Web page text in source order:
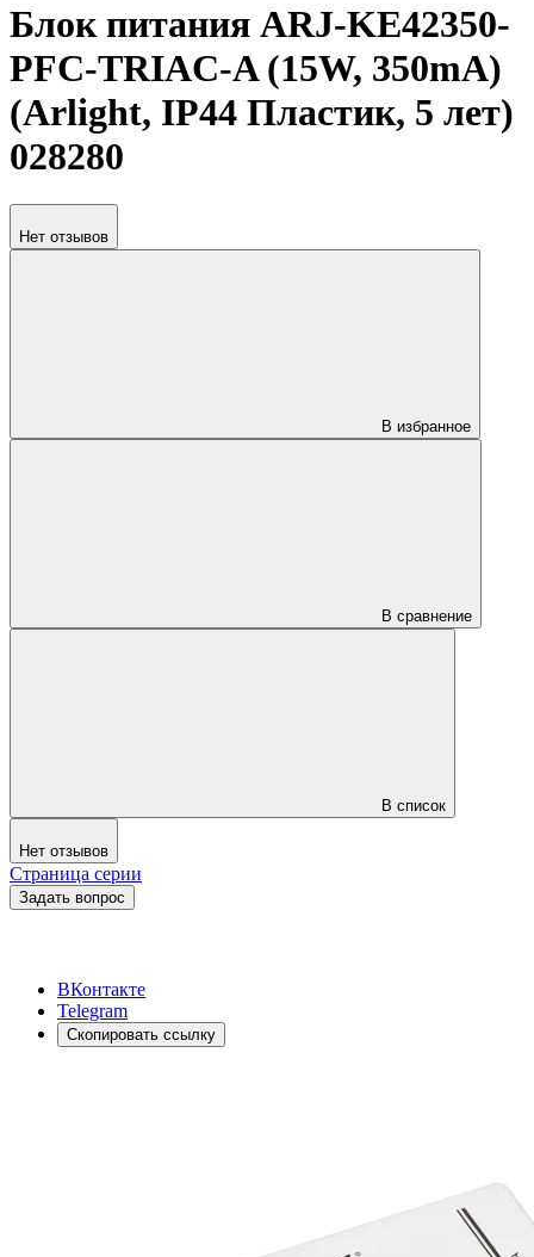
Блок питания ARJ-KE42350-
PFC-TRIAC-A (15W, 350mA)
(Arlight, IP44 Пластик, 5 лет)
028280
Нет отзывов
В избранное
В сравнение
В список
Нет отзывов
Страница серии
Задать вопрос
ВКонтакте
Telegram
Скопировать ссылку